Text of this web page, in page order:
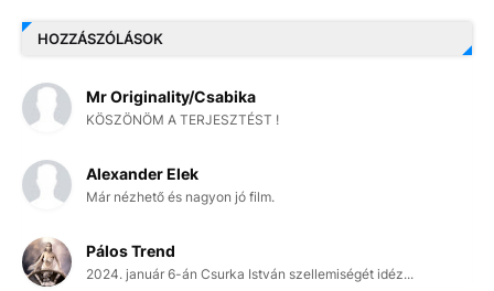
HOZZÁSZÓLÁSOK
Mr Originality/Csabika
KÖSZÖNÖM A TERJESZTÉST !
Alexander Elek
Már nézhető és nagyon jó film.
Pálos Trend
2024. január 6-án Csurka István szellemiségét idéz...